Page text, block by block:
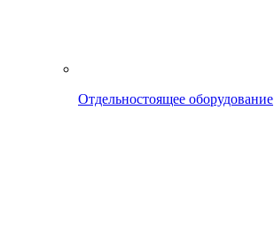
Отдельностоящее оборудование